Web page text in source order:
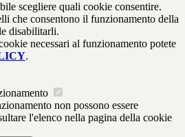
scegliere quali cookie consentire.
che consentono il funzionamento della
disabilitarli.
necessari al funzionamento potete
.
non possono essere
l'elenco nella pagina della cookie